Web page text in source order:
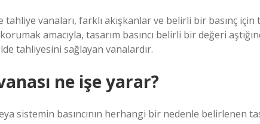
tahliye vanaları, farklı akışkanlar ve belirli bir basınç
amacıyla, tasarım basıncı belirli bir değeri
tahliyesini sağlayan vanalardır.
ne işe yarar?
sistemin basıncının herhangi bir nedenle belirlenen